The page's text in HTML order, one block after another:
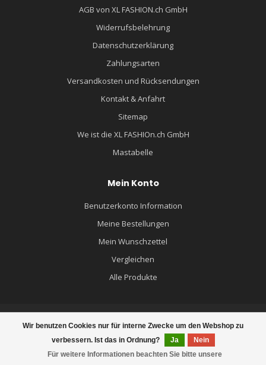
Wir benutzen Cookies nur für interne Zwecke um den Webshop zu
verbessern. Ist das in Ordnung?
Ja
Nein
Für weitere Informationen beachten Sie bitte unsere
AGB von XL FASHION.ch GmbH
Widerrufsbelehrung
Datenschutzerklärung
Zahlungsarten
Versandkosten und Rücksendungen
Kontakt & Anfahrt
Sitemap
We ist die XL FASHIOn.ch GmbH
Mastabelle
Mein Konto
Benutzerkonto Information
Meine Bestellungen
Mein Wunschzettel
Vergleichen
Alle Produkte
© Copyright 2026 XL FASHION.ch - MÄNNERMODE GROSSE GRÖSSEN -
Powered byLightspeed- Theme byDyvelopment